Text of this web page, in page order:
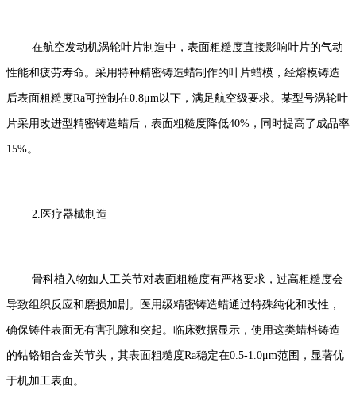
在航空发动机涡轮叶片制造中，表面粗糙度直接影响叶片的气动
性能和疲劳寿命。采用特种精密铸造蜡制作的叶片蜡模，经熔模铸造
后表面粗糙度Ra可控制在0.8μm以下，满足航空级要求。某型号涡轮叶
片采用改进型精密铸造蜡后，表面粗糙度降低40%，同时提高了成品率
15%。
2.医疗器械制造
骨科植入物如人工关节对表面粗糙度有严格要求，过高粗糙度会
导致组织反应和磨损加剧。医用级精密铸造蜡通过特殊纯化和改性，
确保铸件表面无有害孔隙和突起。临床数据显示，使用这类蜡料铸造
的钴铬钼合金关节头，其表面粗糙度Ra稳定在0.5-1.0μm范围，显著优
于机加工表面。